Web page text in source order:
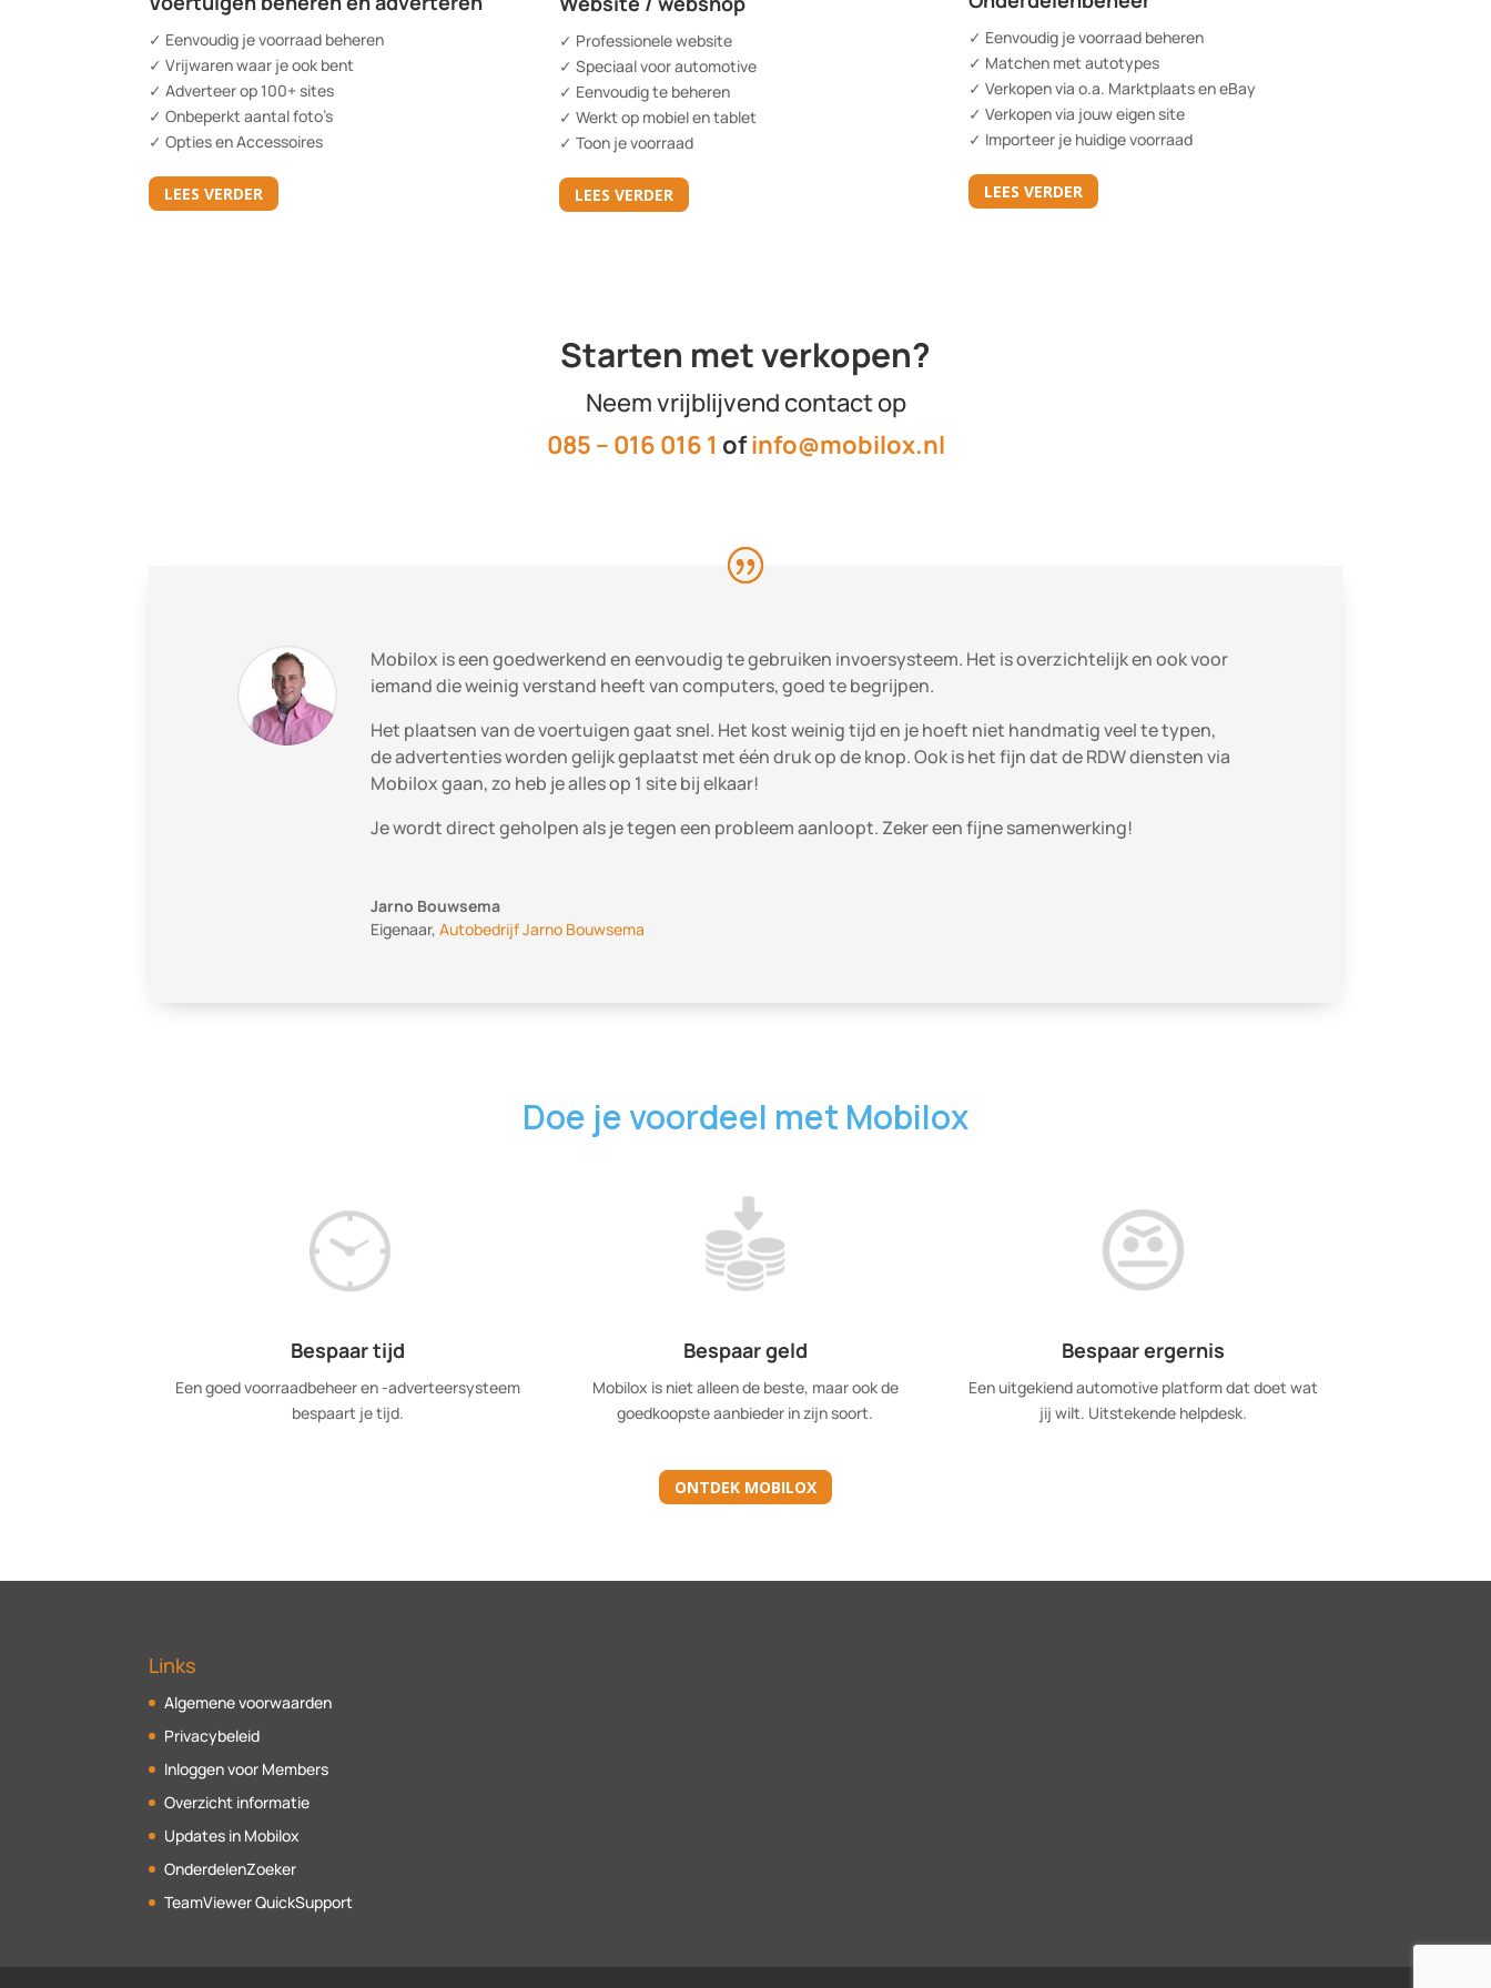
✓ Eenvoudig je voorraad beheren
✓ Vrijwaren waar je ook bent
✓ Adverteer op 100+ sites
✓ Onbeperkt aantal foto’s
✓ Opties en Accessoires
LEES VERDER
✓ Professionele website
✓ Speciaal voor automotive
✓ Eenvoudig te beheren
✓ Werkt op mobiel en tablet
✓ Toon je voorraad
LEES VERDER
✓ Eenvoudig je voorraad beheren
✓ Matchen met autotypes
✓ Verkopen via o.a. Marktplaats en eBay
✓ Verkopen via jouw eigen site
✓ Importeer je huidige voorraad
LEES VERDER
Starten met verkopen?
Neem vrijblijvend contact op
085 – 016 016 1 ofinfo@mobilox.nl
Mobilox is een goedwerkend en eenvoudig te gebruiken invoersysteem. Het is overzichtelijk en ook voor
iemand die weinig verstand heeft van computers, goed te begrijpen.
Het plaatsen van de voertuigen gaat snel. Het kost weinig tijd en je hoeft niet handmatig veel te typen,
de advertenties worden gelijk geplaatst met één druk op de knop. Ook is het fijn dat de RDW diensten via
Mobilox gaan, zo heb je alles op 1 site bij elkaar!
Je wordt direct geholpen als je tegen een probleem aanloopt. Zeker een fijne samenwerking!
Jarno Bouwsema
Eigenaar, Autobedrijf Jarno Bouwsema
Doe je voordeel met Mobilox
Bespaar tijd
Een goed voorraadbeheer en -adverteersysteem
bespaart je tijd.
Bespaar geld
Mobilox is niet alleen de beste, maar ook de
goedkoopste aanbieder in zijn soort.
Bespaar ergernis
Een uitgekiend automotive platform dat doet wat
jij wilt. Uitstekende helpdesk.
ONTDEK MOBILOX
Links
Algemene voorwaarden
Privacybeleid
Inloggen voor Members
Overzicht informatie
Updates in Mobilox
OnderdelenZoeker
TeamViewer QuickSupport